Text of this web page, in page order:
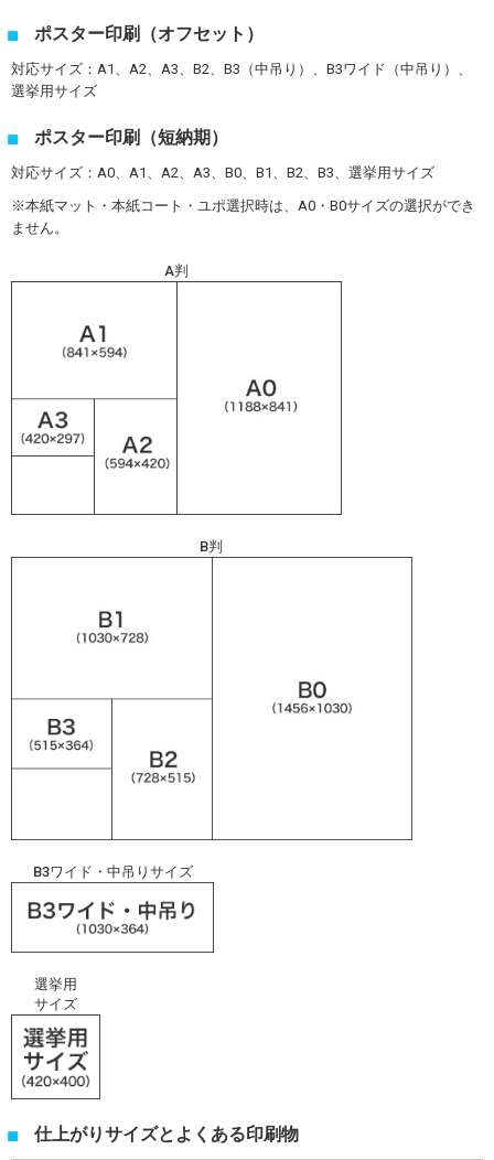
ポスター印刷（オフセット）
対応サイズ：A1、A2、A3、B2、B3（中吊り）、B3ワイド（中吊り）、
選挙用サイズ
ポスター印刷（短納期）
対応サイズ：A0、A1、A2、A3、B0、B1、B2、B3、選挙用サイズ
※本紙マット・本紙コート・ユポ選択時は、A0・B0サイズの選択ができ
ません。
A判
B判
B3ワイド・中吊りサイズ
選挙用
サイズ
仕上がりサイズとよくある印刷物